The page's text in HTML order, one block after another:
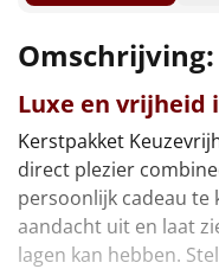
Deken (fleece plaid)
Alle artikelen
Overige
Ideeën
Personeel
Omschrijving:
Luxe en vrijheid
Kerstpakket
direct plezier
persoonlijk cadeau te
aandacht uit en laat
lagen kan hebben.